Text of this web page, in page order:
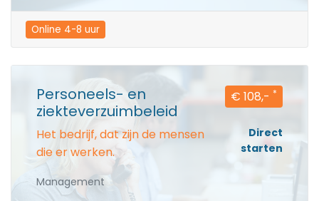
Online 4-8 uur
Personeels- en
ziekteverzuimbeleid
Het bedrijf, dat zijn de mensen
die er werken.
Management
€ 108,- *
Direct
starten